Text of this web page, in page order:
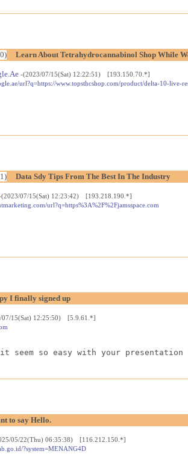
Learn About Tetrahydrocannabinol Shop While
-(2023/07/15(Sat) 12:22:51) [193.150.70.*]
url?q=https://www.topsthcshop.com/product/delta-10-live-
Data Sdy Tips From The Best In The Industry
(2023/07/15(Sat) 12:23:42) [193.218.190.*]
url?q=https%3A%2F%2Fjamsspace.com
I finally signed up
07/15(Sat) 12:25:50) [5.9.61.*]
it seem so easy with your
to say Hello.
05/22(Thu) 06:35:38) [116.212.150.*]
?system=MENANG4D